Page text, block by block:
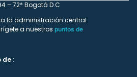
– 72* Bogotá D.C
la administración central
a nuestros puntos de
de :